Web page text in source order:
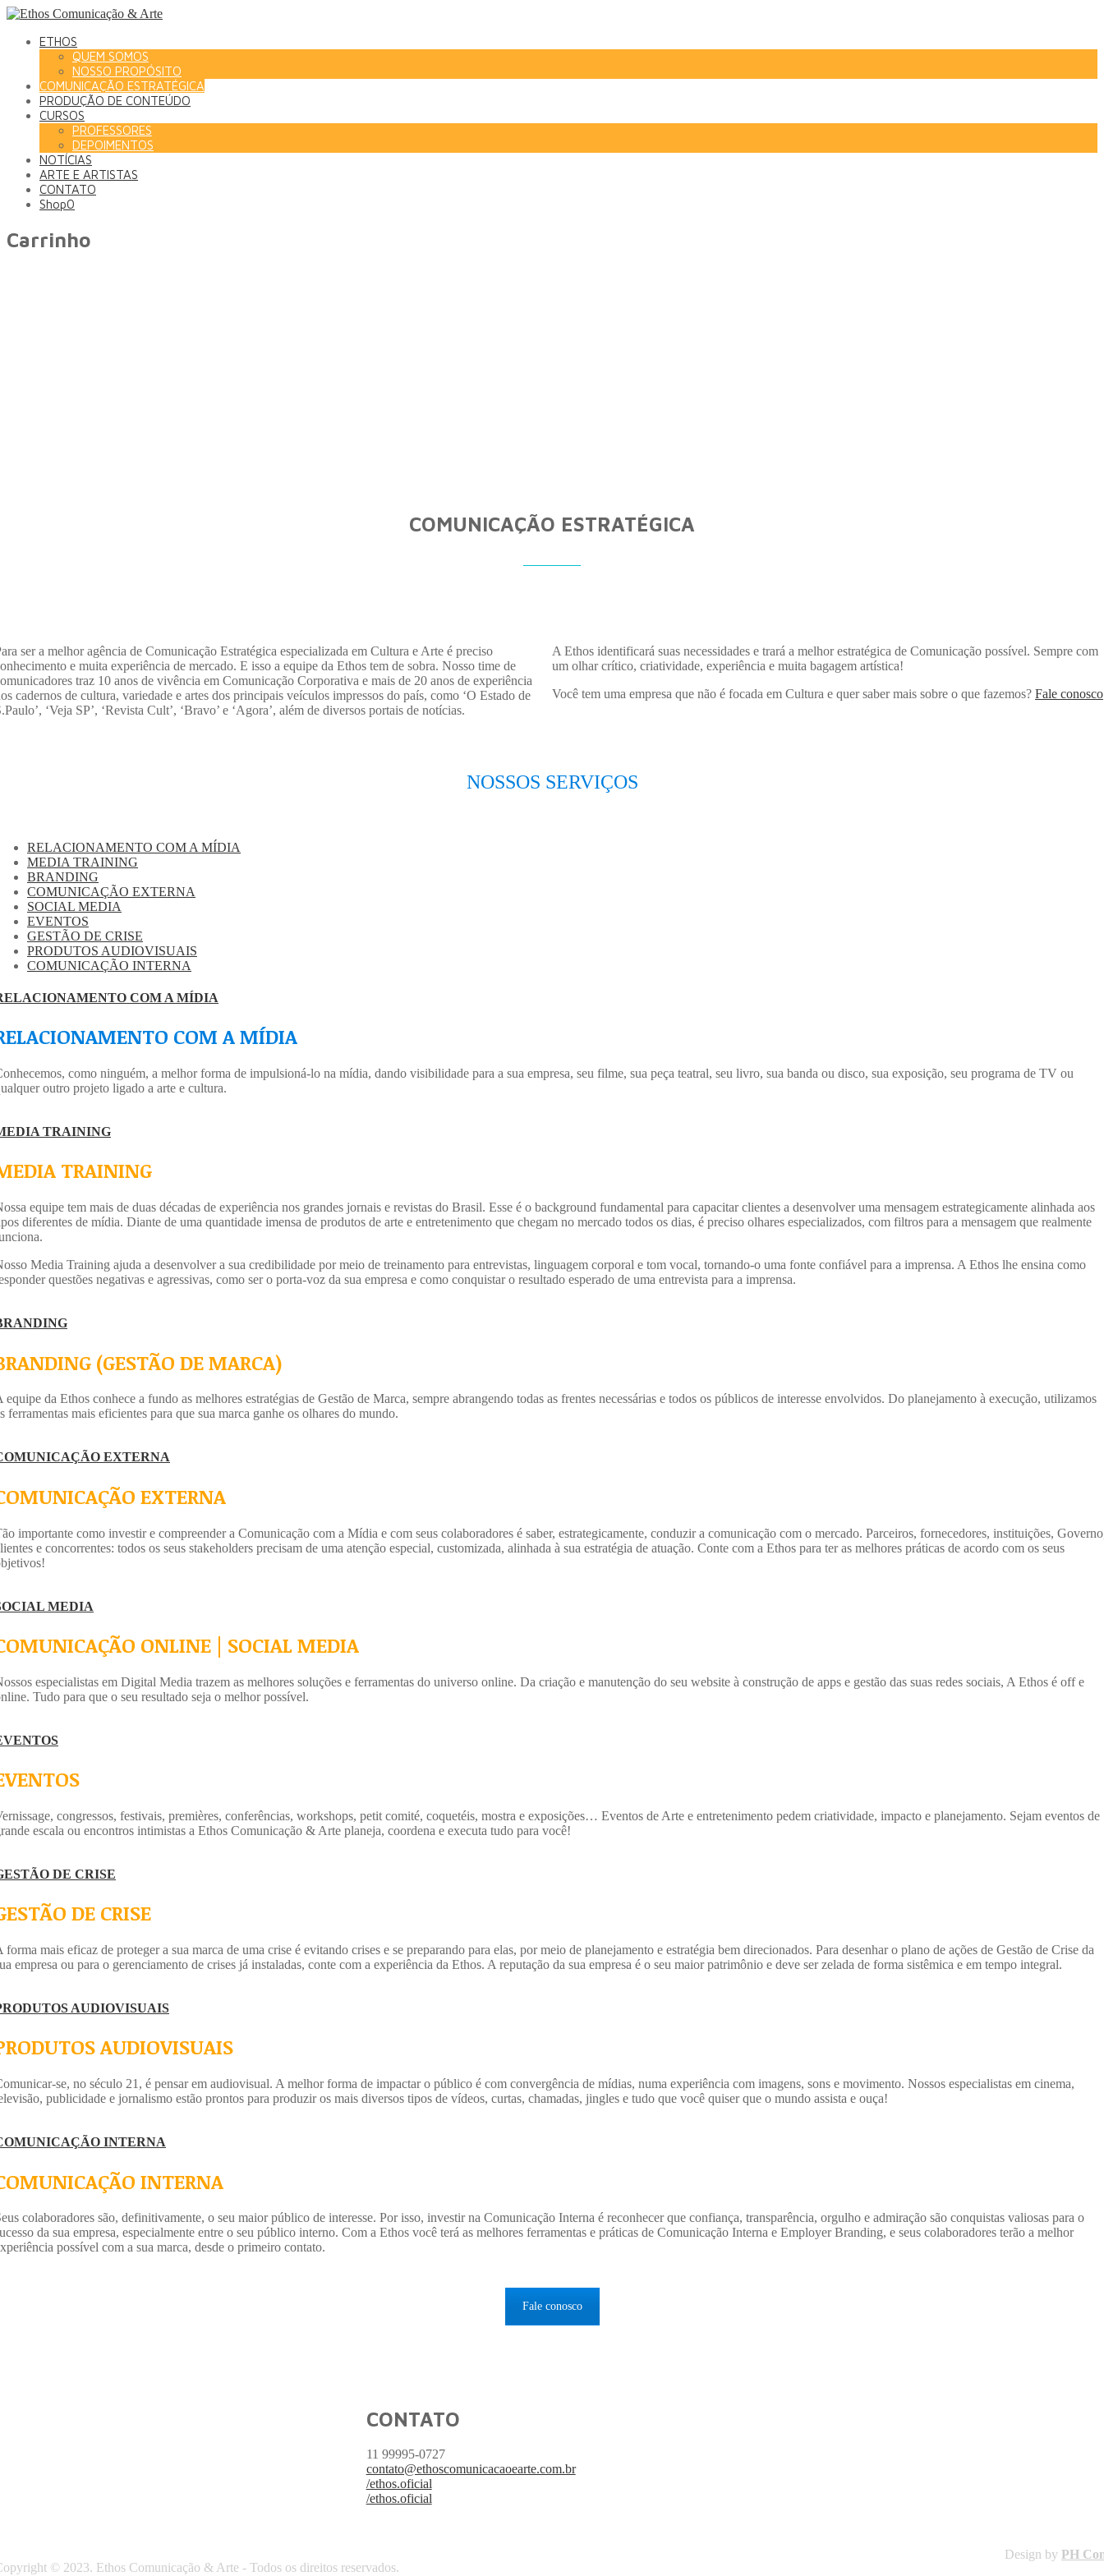
ETHOS
QUEM SOMOS
NOSSO PROPÓSITO
COMUNICAÇÃO ESTRATÉGICA
PRODUÇÃO DE CONTEÚDO
CURSOS
PROFESSORES
DEPOIMENTOS
NOTÍCIAS
ARTE E ARTISTAS
CONTATO
Shop0
Carrinho
COMUNICAÇÃO ESTRATÉGICA
ser a melhor agência de Comunicação Estratégica especializada em Cultura e Arte é preciso
e muita experiência de mercado. E isso a equipe da Ethos tem de sobra. Nosso time de
traz 10 anos de vivência em Comunicação Corporativa e mais de 20 anos de experiência
cadernos de cultura, variedade e artes dos principais veículos impressos do país, como ‘O Estado de
‘Veja SP’, ‘Revista Cult’, ‘Bravo’ e ‘Agora’, além de diversos portais de notícias.
A Ethos identificará suas necessidades e trará a melhor estratégica de Comunicação possível. Sempre com
um olhar crítico, criatividade, experiência e muita bagagem artística!
Você tem uma empresa que não é focada em Cultura e quer saber mais sobre o que fazemos? Fale conosco
NOSSOS SERVIÇOS
RELACIONAMENTO COM A MÍDIA
MEDIA TRAINING
BRANDING
COMUNICAÇÃO EXTERNA
SOCIAL MEDIA
EVENTOS
GESTÃO DE CRISE
PRODUTOS AUDIOVISUAIS
COMUNICAÇÃO INTERNA
COM A MÍDIA
COM A MÍDIA
como ninguém, a melhor forma de impulsioná-lo na mídia, dando visibilidade para a sua empresa, seu filme, sua peça teatral, seu livro, sua banda ou disco, sua exposição, seu programa de TV ou
outro projeto ligado a arte e cultura.
TRAINING
TRAINING
equipe tem mais de duas décadas de experiência nos grandes jornais e revistas do Brasil. Esse é o background fundamental para capacitar clientes a desenvolver uma mensagem estrategicamente alinhada aos
diferentes de mídia. Diante de uma quantidade imensa de produtos de arte e entretenimento que chegam no mercado todos os dias, é preciso olhares especializados, com filtros para a mensagem que realmente
Media Training ajuda a desenvolver a sua credibilidade por meio de treinamento para entrevistas, linguagem corporal e tom vocal, tornando-o uma fonte confiável para a imprensa. A Ethos lhe ensina como
questões negativas e agressivas, como ser o porta-voz da sua empresa e como conquistar o resultado esperado de uma entrevista para a imprensa.
(GESTÃO DE MARCA)
equipe da Ethos conhece a fundo as melhores estratégias de Gestão de Marca, sempre abrangendo todas as frentes necessárias e todos os públicos de interesse envolvidos. Do planejamento à execução, utilizamos
ferramentas mais eficientes para que sua marca ganhe os olhares do mundo.
EXTERNA
EXTERNA
importante como investir e compreender a Comunicação com a Mídia e com seus colaboradores é saber, estrategicamente, conduzir a comunicação com o mercado. Parceiros, fornecedores, instituições,
e concorrentes: todos os seus stakeholders precisam de uma atenção especial, customizada, alinhada à sua estratégia de atuação. Conte com a Ethos para ter as melhores práticas de acordo com os seus
MEDIA
ONLINE | SOCIAL MEDIA
especialistas em Digital Media trazem as melhores soluções e ferramentas do universo online. Da criação e manutenção do seu website à construção de apps e gestão das suas redes sociais, A Ethos é off e
Tudo para que o seu resultado seja o melhor possível.
congressos, festivais, premières, conferências, workshops, petit comité, coquetéis, mostra e exposições… Eventos de Arte e entretenimento pedem criatividade, impacto e planejamento. Sejam eventos de
escala ou encontros intimistas a Ethos Comunicação & Arte planeja, coordena e executa tudo para você!
DE CRISE
DE CRISE
forma mais eficaz de proteger a sua marca de uma crise é evitando crises e se preparando para elas, por meio de planejamento e estratégia bem direcionados. Para desenhar o plano de ações de Gestão de Crise da
empresa ou para o gerenciamento de crises já instaladas, conte com a experiência da Ethos. A reputação da sua empresa é o seu maior patrimônio e deve ser zelada de forma sistêmica e em tempo integral.
AUDIOVISUAIS
AUDIOVISUAIS
se, no século 21, é pensar em audiovisual. A melhor forma de impactar o público é com convergência de mídias, numa experiência com imagens, sons e movimento. Nossos especialistas em cinema,
publicidade e jornalismo estão prontos para produzir os mais diversos tipos de vídeos, curtas, chamadas, jingles e tudo que você quiser que o mundo assista e ouça!
INTERNA
INTERNA
colaboradores são, definitivamente, o seu maior público de interesse. Por isso, investir na Comunicação Interna é reconhecer que confiança, transparência, orgulho e admiração são conquistas valiosas para o
da sua empresa, especialmente entre o seu público interno. Com a Ethos você terá as melhores ferramentas e práticas de Comunicação Interna e Employer Branding, e seus colaboradores terão a melhor
possível com a sua marca, desde o primeiro contato.
Fale conosco
CONTATO
11 99995-0727
contato@ethoscomunicacaoearte.com.br
/ethos.oficial
/ethos.oficial
© 2023. Ethos Comunicação & Arte - Todos os direitos reservados.
Design by PH